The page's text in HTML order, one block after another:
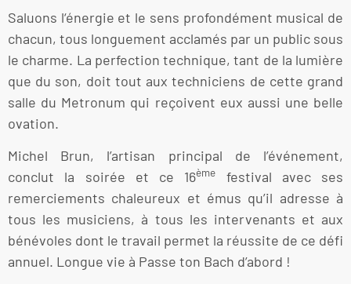
Saluons l‘énergie et le sens profondément musical de
chacun, tous longuement acclamés par un public sous
le charme. La perfection technique, tant de la lumière
que du son, doit tout aux techniciens de cette grand
salle du Metronum qui reçoivent eux aussi une belle
ovation.
Michel Brun, l’artisan principal de l’événement,
conclut la soirée et ce 16ème
festival avec ses
remerciements chaleureux et émus qu’il adresse à
tous les musiciens, à tous les intervenants et aux
bénévoles dont le travail permet la réussite de ce défi
annuel. Longue vie à Passe ton Bach d’abord !